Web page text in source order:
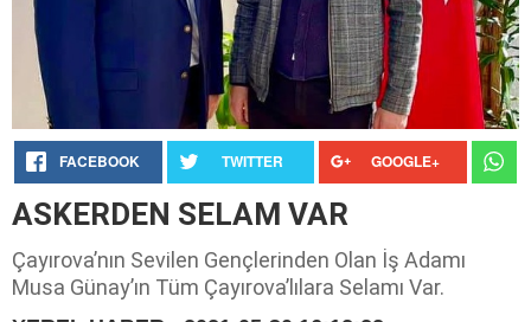
FACEBOOK TWITTER GOOGLE+
ASKERDEN SELAM VAR
Çayırova’nın Sevilen Gençlerinden Olan İş Adamı
Musa Günay’ın Tüm Çayırova’lılara Selamı Var.